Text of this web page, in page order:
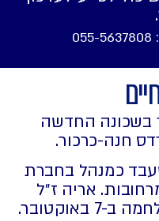
התגורר בשכונה החדשה
חנה-כרכור.
כמנהל בחברת
אריה ז״ל